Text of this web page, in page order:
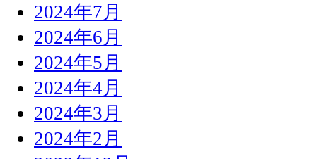
2024年7月
2024年6月
2024年5月
2024年4月
2024年3月
2024年2月